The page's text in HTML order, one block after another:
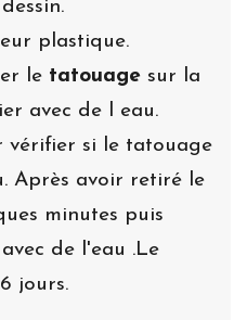
plastique.
le tatouage sur la
avec de l eau.
vérifier si le tatouage
Après avoir retiré le
minutes puis
de l'eau .Le
jours.